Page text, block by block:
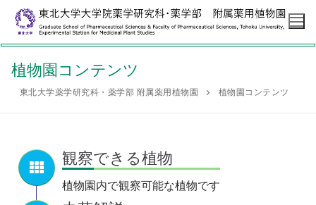
沿革
特徴
植物園コンテンツ
観察できる植物
情報
植物園コンテンツ
東北大学薬学研究科・薬学部 附属薬用植物園 植物園コンテンツ
観察できる植物
植物園内で観察可能な植物です